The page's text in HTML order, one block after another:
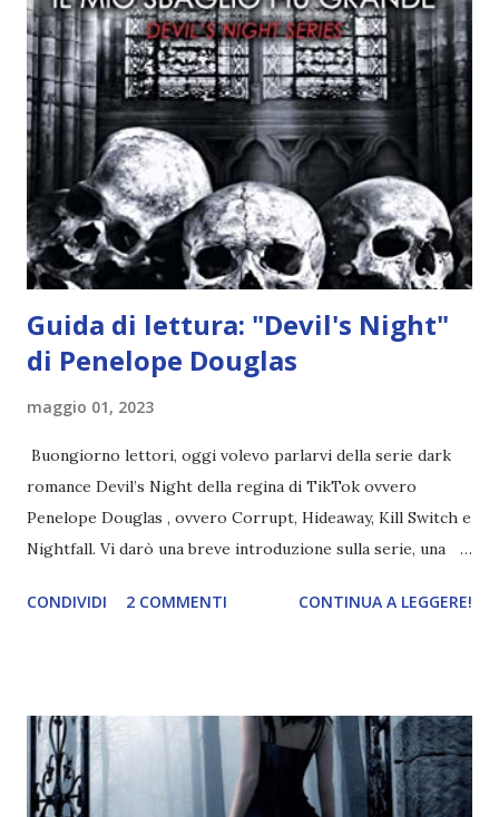
angelo puro, Elemiah. Ma, a differenza di cosa pensano,
l'angelo non ha intenzione di fare una strage, piuttosto è lì
per avvertili che Mikael non è più "l'angelo puro" che
credono e che potrebbe aver ucciso altri mezzi angeli, tipo
Rafael. A quelle parole, Haniel seguito da altri ibridi, si reca
nell'appartamento, senza risultati. Infine cercano nella
chiesetta. Lì trovano Rafael alle prese con gli angeli puri,
ma questa volta ...
Guida di lettura: "Devil's Night"
di Penelope Douglas
maggio 01, 2023
Buongiorno lettori, oggi volevo parlarvi della serie dark
romance Devil’s Night della regina di TikTok ovvero
Penelope Douglas , ovvero Corrupt, Hideaway, Kill Switch e
Nightfall. Vi darò una breve introduzione sulla serie, una
e anche un breve commento sui libri singoli. I libri sono in
grande (Devil's Night 1#) Autrice : Penelope Douglas
Pagine: 448 Editore: Newton Compton Editori
Pubblicazione: 10 Gennaio 2023 Traduttore: Laura Lancini
CONDIVIDI 2 COMMENTI CONTINUA A LEGGERE!